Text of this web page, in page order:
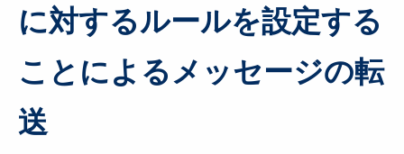
に対するルールを設定する
ことによるメッセージの転
送